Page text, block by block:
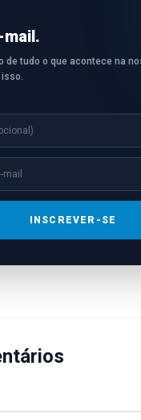
mail.
de tudo o que acontece na
isso.
INSCREVER-SE